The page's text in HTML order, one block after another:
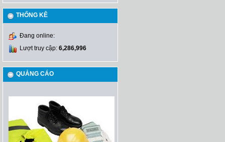
THỐNG KÊ
Đang online:
Lượt truy cập: 6,286,996
QUẢNG CÁO